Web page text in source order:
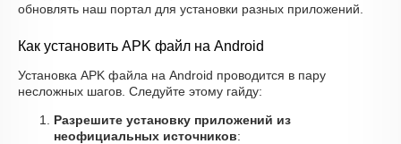
обновлять наш портал для установки разных приложений.
Как установить APK файл на Android
Установка APK файла на Android проводится в пару
несложных шагов. Следуйте этому гайду:
Разрешите установку приложений из
неофициальных источников: